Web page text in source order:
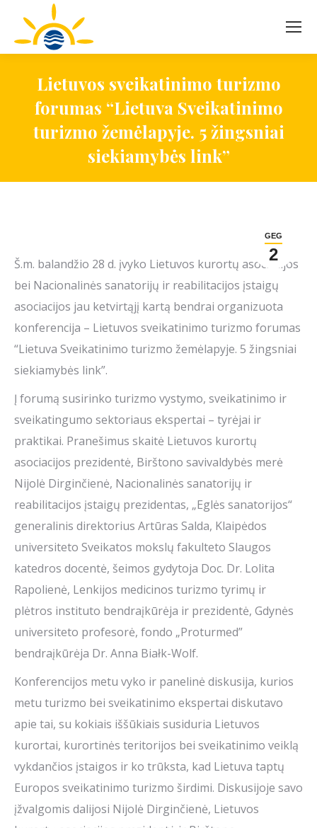
Lietuvos sveikatinimo turizmo
forumas “Lietuva Sveikatinimo
turizmo žemėlapyje. 5 žingsniai
siekiamybės link”
GEG
2
Š.m. balandžio 28 d. įvyko Lietuvos kurortų asociacijos
bei Nacionalinės sanatorijų ir reabilitacijos įstaigų
asociacijos jau ketvirtąjį kartą bendrai organizuota
konferencija – Lietuvos sveikatinimo turizmo forumas
“Lietuva Sveikatinimo turizmo žemėlapyje. 5 žingsniai
siekiamybės link”.
Į forumą susirinko turizmo vystymo, sveikatinimo ir
sveikatingumo sektoriaus ekspertai – tyrėjai ir
praktikai. Pranešimus skaitė Lietuvos kurortų
asociacijos prezidentė, Birštono savivaldybės merė
Nijolė Dirginčienė, Nacionalinės sanatorijų ir
reabilitacijos įstaigų prezidentas, „Eglės sanatorijos“
generalinis direktorius Artūras Salda, Klaipėdos
universiteto Sveikatos mokslų fakulteto Slaugos
katedros docentė, šeimos gydytoja Doc. Dr. Lolita
Rapolienė, Lenkijos medicinos turizmo tyrimų ir
plėtros instituto bendraįkūrėja ir prezidentė, Gdynės
universiteto profesorė, fondo „Proturmed”
bendraįkūrėja Dr. Anna Białk-Wolf.
Konferencijos metu vyko ir panelinė diskusija, kurios
metu turizmo bei sveikatinimo ekspertai diskutavo
apie tai, su kokiais iššūkiais susiduria Lietuvos
kurortai, kurortinės teritorijos bei sveikatinimo veiklą
vykdančios įstaigos ir ko trūksta, kad Lietuva taptų
Europos sveikatinimo turizmo širdimi. Diskusijoje savo
įžvalgomis dalijosi Nijolė Dirginčienė, Lietuvos